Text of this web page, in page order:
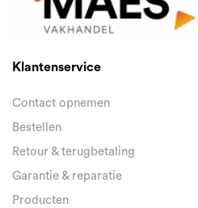
Klantenservice
Contact opnemen
Bestellen
Retour & terugbetaling
Garantie & reparatie
Producten